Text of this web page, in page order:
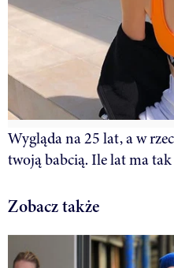
Wygląda na 25 lat, a w
twoją babcią. Ile lat ma
Zobacz także